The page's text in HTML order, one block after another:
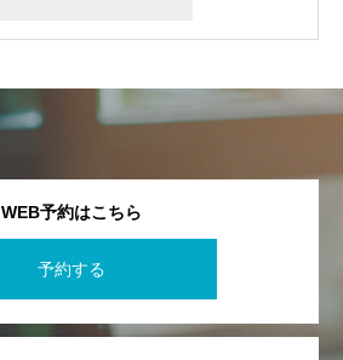
WEB予約はこちら
予約する